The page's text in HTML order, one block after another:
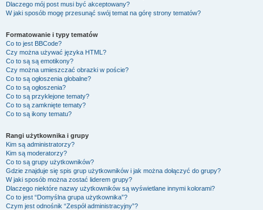
Dlaczego mój post musi być akceptowany?
W jaki sposób mogę przesunąć swój temat na górę strony tematów?
Formatowanie i typy tematów
Co to jest BBCode?
Czy można używać języka HTML?
Co to są są emotikony?
Czy można umieszczać obrazki w poście?
Co to są ogłoszenia globalne?
Co to są ogłoszenia?
Co to są przyklejone tematy?
Co to są zamknięte tematy?
Co to są ikony tematu?
Rangi użytkownika i grupy
Kim są administratorzy?
Kim są moderatorzy?
Co to są grupy użytkowników?
Gdzie znajduje się spis grup użytkowników i jak można dołączyć do grupy?
W jaki sposób można zostać liderem grupy?
Dlaczego niektóre nazwy użytkowników są wyświetlane innymi kolorami?
Co to jest “Domyślna grupa użytkownika”?
Czym jest odnośnik “Zespół administracyjny”?